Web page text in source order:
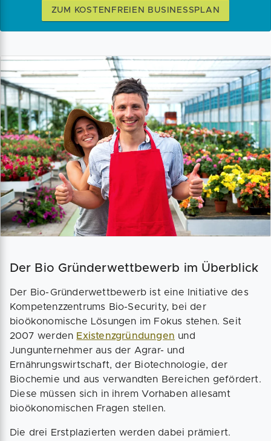
ZUM KOSTENFREIEN BUSINESSPLAN
Der Bio Gründerwettbewerb im Überblick
Der Bio-Gründerwettbewerb ist eine Initiative des
Kompetenzzentrums Bio-Security, bei der
bioökonomische Lösungen im Fokus stehen. Seit
2007 werden Existenzgründungen und
Jungunternehmer aus der Agrar- und
Ernährungswirtschaft, der Biotechnologie, der
Biochemie und aus verwandten Bereichen gefördert.
Diese müssen sich in ihrem Vorhaben allesamt
bioökonomischen Fragen stellen.
Die drei Erstplazierten werden dabei prämiert.